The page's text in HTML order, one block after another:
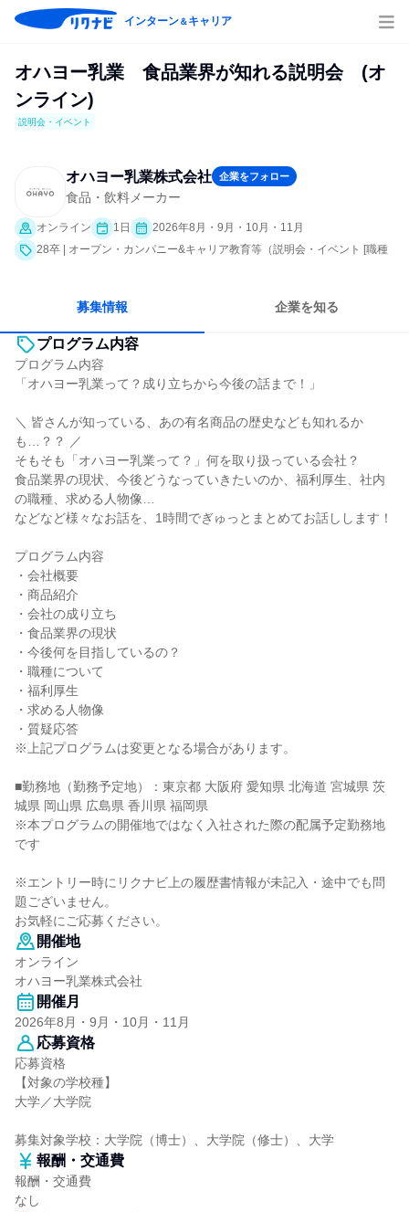
インターン＆キャリア
オハヨー乳業 食品業界が知れる説明会 (オ
ンライン)
説明会・イベント
オハヨー乳業株式会社 企業をフォロー
食品・飲料メーカー
オンライン 1日
2026年8月・9月・10月・11月
28卒 | オープン・カンパニー&キャリア教育等（説明会・イベント [職種
募集情報 企業を知る
プログラム内容
プログラム内容
「オハヨー乳業って？成り立ちから今後の話まで！」
＼ 皆さんが知っている、あの有名商品の歴史なども知れるか
も…？？ ／
そもそも「オハヨー乳業って？」何を取り扱っている会社？
食品業界の現状、今後どうなっていきたいのか、福利厚生、社内
の職種、求める人物像…
などなど様々なお話を、1時間でぎゅっとまとめてお話しします！
プログラム内容
・会社概要
・商品紹介
・会社の成り立ち
・食品業界の現状
・今後何を目指しているの？
・職種について
・福利厚生
・求める人物像
・質疑応答
※上記プログラムは変更となる場合があります。
■勤務地（勤務予定地）：東京都 大阪府 愛知県 北海道 宮城県 茨
城県 岡山県 広島県 香川県 福岡県
※本プログラムの開催地ではなく入社された際の配属予定勤務地
です
※エントリー時にリクナビ上の履歴書情報が未記入・途中でも問
題ございません。
お気軽にご応募ください。
開催地
オンライン
オハヨー乳業株式会社
開催月
2026年8月・9月・10月・11月
応募資格
応募資格
【対象の学校種】
大学／大学院
募集対象学校：大学院（博士）、大学院（修士）、大学
報酬・交通費
報酬・交通費
なし